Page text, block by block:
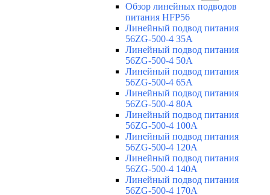
Обзор линейных подводов
питания HFP56
Линейный подвод питания
56ZG-500-4 35A
Линейный подвод питания
56ZG-500-4 50A
Линейный подвод питания
56ZG-500-4 65A
Линейный подвод питания
56ZG-500-4 80A
Линейный подвод питания
56ZG-500-4 100A
Линейный подвод питания
56ZG-500-4 120A
Линейный подвод питания
56ZG-500-4 140A
Линейный подвод питания
56ZG-500-4 170A